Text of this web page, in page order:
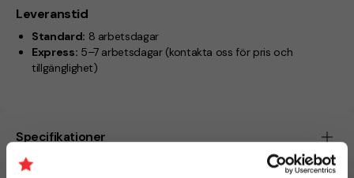
Leveranstid
Standard: 8 arbetsdagar
Express: 5–7 arbetsdagar (kontakta oss för pris och
tillgänglighet)
Specifikationer